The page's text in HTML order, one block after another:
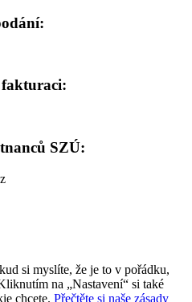
SZÚ:
si myslíte, že je to v pořádku,
na „Nastavení“ si také
chcete. Přečtěte si naše zásady